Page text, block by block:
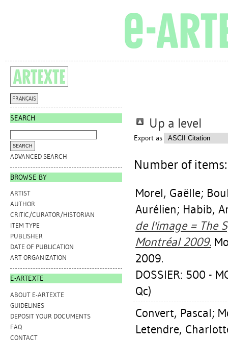
FRANÇAIS
SEARCH
ADVANCED SEARCH
BROWSE BY
ARTIST
AUTHOR
CRITIC/CURATOR/HISTORIAN
ITEM TYPE
PUBLISHER
DATE OF PUBLICATION
ART ORGANIZATION
E-ARTEXTE
ABOUT E-ARTEXTE
GUIDELINES
DEPOSIT YOUR DOCUMENTS
FAQ
CONTACT
Up a level
Export as
Number of
Morel, Gaëlle;
Aurélien; Habib,
de l'image = The
Montréal 2009.
2009.
DOSSIER: 500 -
Qc)
Convert, Pascal;
Letendre,